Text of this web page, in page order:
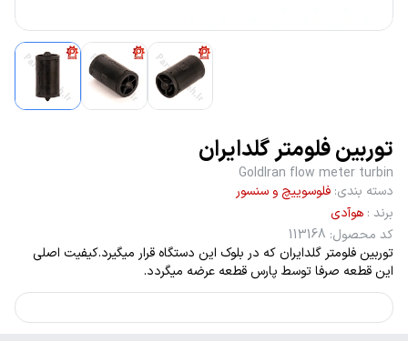
توربین فلومتر گلدایران
GoldIran flow meter turbin
دسته بندی: فلوسوییچ و سنسور
برند : هوآدی
کد محصول:
113168
توربین فلومتر گلدایران که در بلوک این دستگاه قرار میگیرد.کیفیت اصلی
این قطعه صرفا توسط پارس قطعه عرضه میگردد.